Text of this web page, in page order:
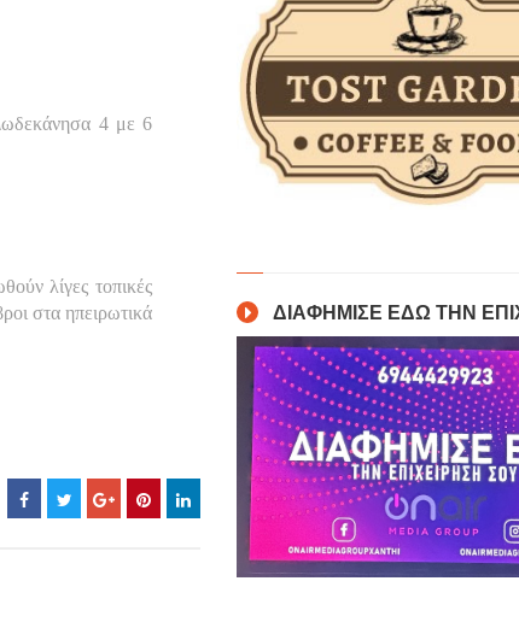
4 με 6
λίγες τοπικές
στα ηπειρωτικά
ΔΙΑΦΗΜΙΣΕ ΕΔΩ ΤΗΝ